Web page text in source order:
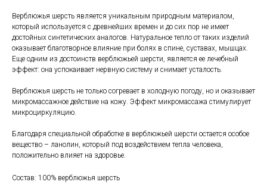
Верблюжья шерсть является уникальным природным материалом,
который используется с древнейших времен и до сих пор не имеет
достойных синтетических аналогов. Натуральное тепло от таких изделий
оказывает благотворное влияние при болях в спине, суставах, мышцах.
Еще одним из достоинств верблюжьей шерсти, является ее лечебный
эффект: она успокаивает нервную систему и снимает усталость.
Верблюжья шерсть не только согревает в холодную погоду, но и оказывает
микромассажное действие на кожу. Эффект микромассажа стимулирует
микроциркуляцию.
Благодаря специальной обработке в верблюжьей шерсти остается особое
вещество – ланолин, который под воздействием тепла человека,
положительно влияет на здоровье.
Состав: 100% верблюжья шерсть